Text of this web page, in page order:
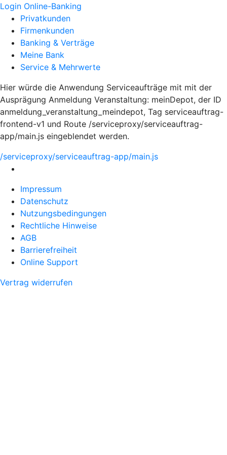
Login Online-Banking
Privatkunden
Firmenkunden
Banking & Verträge
Meine Bank
Service & Mehrwerte
Hier würde die Anwendung Serviceaufträge mit mit der
Ausprägung Anmeldung Veranstaltung: meinDepot, der ID
anmeldung_veranstaltung_meindepot, Tag serviceauftrag-
frontend-v1 und Route /serviceproxy/serviceauftrag-
app/main.js eingeblendet werden.
/serviceproxy/serviceauftrag-app/main.js
Impressum
Datenschutz
Nutzungsbedingungen
Rechtliche Hinweise
AGB
Barrierefreiheit
Online Support
Vertrag widerrufen